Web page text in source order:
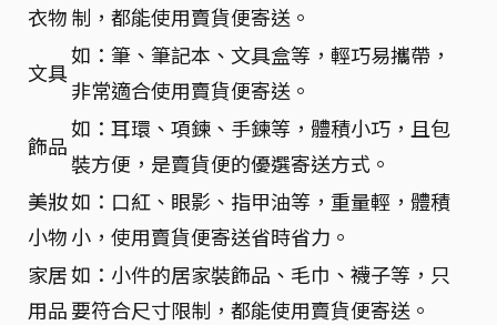
衣物制，都能使用賣貨便寄送。
文具
如：筆、筆記本、文具盒等，輕巧易攜帶，
非常適合使用賣貨便寄送。
飾品
如：耳環、項鍊、手鍊等，體積小巧，且包
裝方便，是賣貨便的優選寄送方式。
美妝
小物
如：口紅、眼影、指甲油等，重量輕，體積
小，使用賣貨便寄送省時省力。
家居
用品
如：小件的居家裝飾品、毛巾、襪子等，只
要符合尺寸限制，都能使用賣貨便寄送。